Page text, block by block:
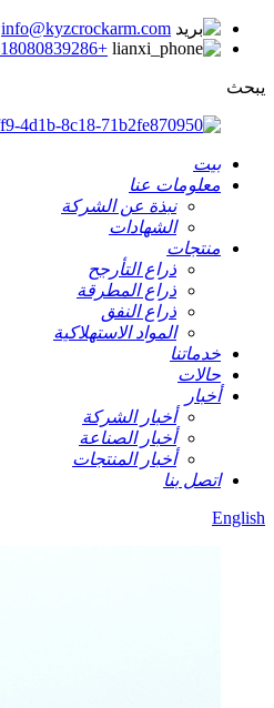
info@kyzcrockarm.com
+8618080839286
يبحث
بيت
معلومات عنا
نبذة عن الشركة
الشهادات
منتجات
ذراع التأرجح
ذراع المطرقة
ذراع النفق
المواد الاستهلاكية
خدماتنا
حالات
أخبار
أخبار الشركة
أخبار الصناعة
أخبار المنتجات
اتصل بنا
English